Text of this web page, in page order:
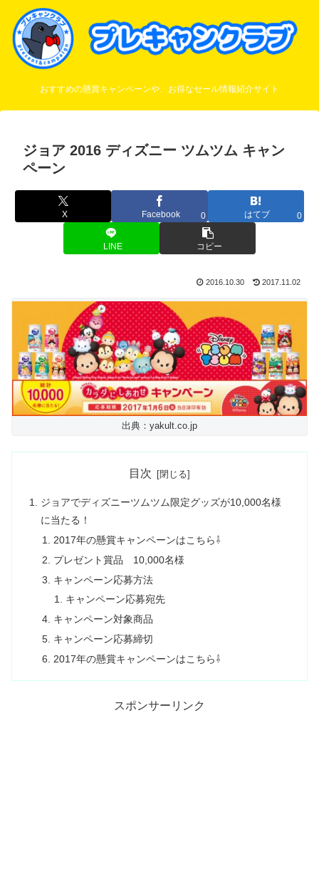
おすすめの懸賞キャンペーンや、お得なセール情報紹介サイト
ジョア 2016 ディズニー ツムツム キャン
ペーン
X Facebook 0 はてブ 0
LINE コピー
2016.10.30 2017.11.02
出典：yakult.co.jp
目次
ジョアでディズニーツムツム限定グッズが10,000名様
に当たる！
2017年の懸賞キャンペーンはこちら⇩
プレゼント賞品 10,000名様
キャンペーン応募方法
キャンペーン応募宛先
キャンペーン対象商品
キャンペーン応募締切
2017年の懸賞キャンペーンはこちら⇩
スポンサーリンク